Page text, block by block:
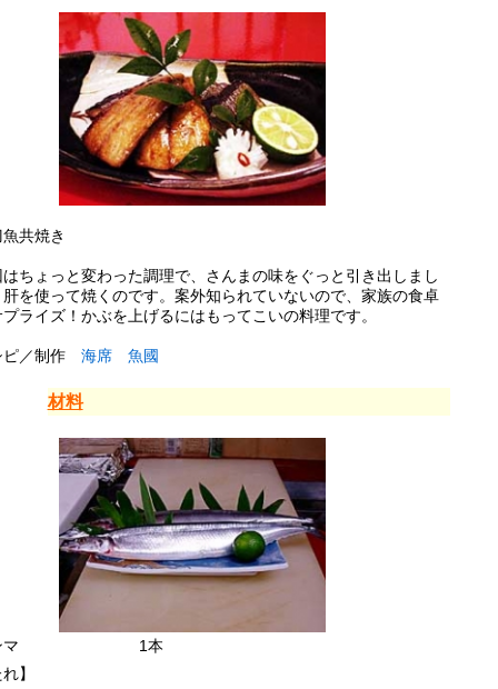
商店街
共焼き
はちょっと変わった調理で、さんまの味をぐっと引き出しまし
肝を使って焼くのです。案外知られていないので、家族の食卓
ライズ！かぶを上げるにはもってこいの料理です。
ピ／制作海席 魚國
材料
1本
】